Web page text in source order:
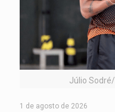
Júlio
1 de agosto de 2026